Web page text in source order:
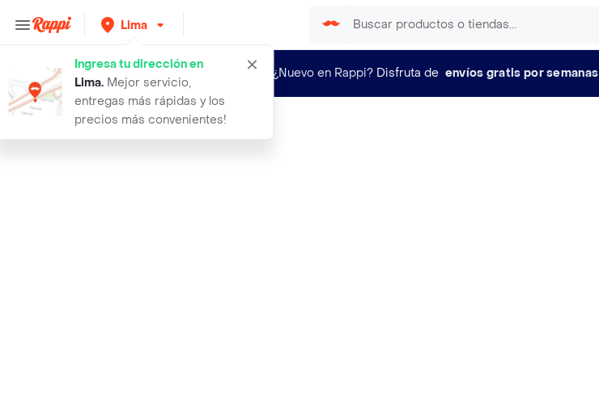
Lima
Ingresa tu dirección en
Lima. Mejor servicio,
entregas más rápidas y los
precios más convenientes!
¿Nuevo en Rappi? Disfruta de envíos gratis por semanas
arreglo de globos de feliz cumplean